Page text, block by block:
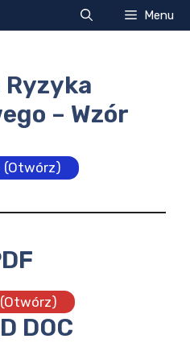
Menu
Ryzyka
– Wzór
(Otwórz)
(Otwórz)
DOC